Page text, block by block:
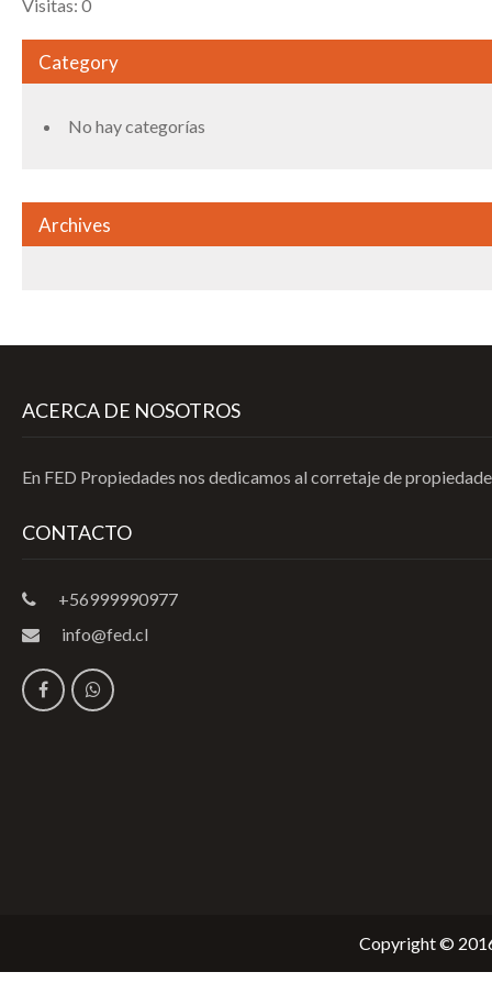
Visitas: 0
Category
No hay categorías
Archives
ACERCA DE NOSOTROS
En FED Propiedades nos dedicamos al corretaje de
CONTACTO
+56999990977
info@fed.cl
Copyright ©